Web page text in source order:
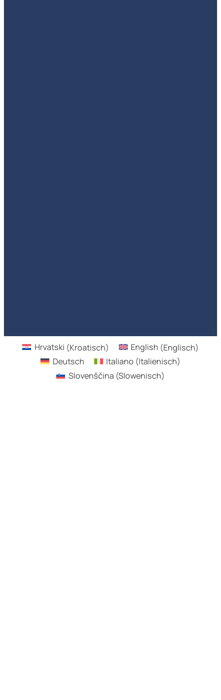
Hrvatski (Kroatisch) English (Englisch)
Deutsch
Italiano (Italienisch)
Slovenščina (Slowenisch)